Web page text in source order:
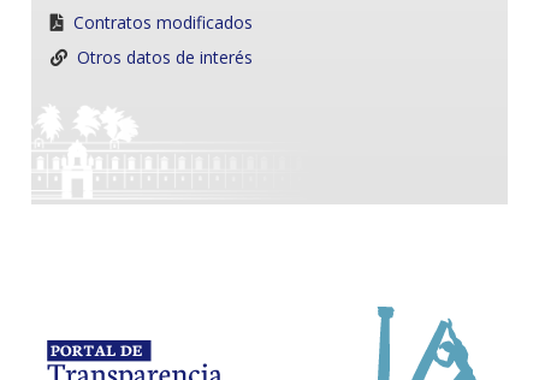
Contratos modificados
Otros datos de interés